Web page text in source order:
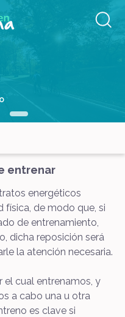
entrenar
energéticos
física, de modo que, si
de entrenamiento,
dicha reposición será
la atención necesaria.
cual entrenamos, y
a cabo una u otra
es clave si